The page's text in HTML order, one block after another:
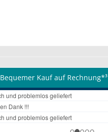
Bequemer Kauf auf Rechnung*³